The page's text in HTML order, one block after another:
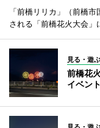
「前橋リリカ」（前橋
される「前橋花火大会」
見る・遊ぶ
前橋花
イベン